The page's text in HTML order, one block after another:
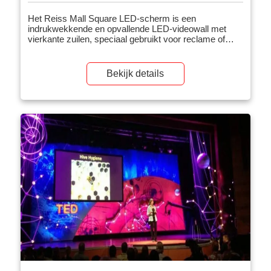
Het Reiss Mall Square LED-scherm is een
indrukwekkende en opvallende LED-videowall met
vierkante zuilen, speciaal gebruikt voor reclame of
energiebesparende LED-zuiltechnologie, zonder
flikkering en zonder onderbreking, biedt hoogwaardige
beeldprestaties en biedt het publiek een nieuwe visuele
Bekijk details